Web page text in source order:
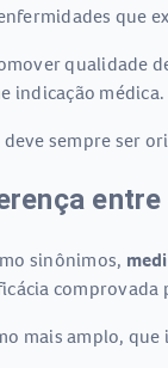
que
qualidade
indicação médica.
deve sempre ser
sinônimos,
mais amplo, que